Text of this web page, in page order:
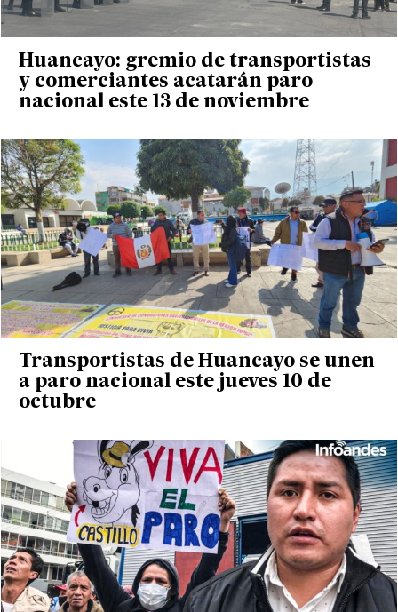
Huancayo: gremio de transportistas
y comerciantes acatarán paro
nacional este 13 de noviembre
Transportistas de Huancayo se unen
a paro nacional este jueves 10 de
octubre